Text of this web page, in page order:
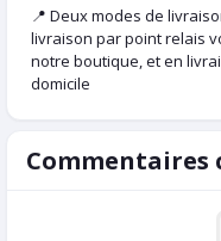
📍 Deux modes de
livraison par point relais
notre boutique, et en
domicile
Commentaires